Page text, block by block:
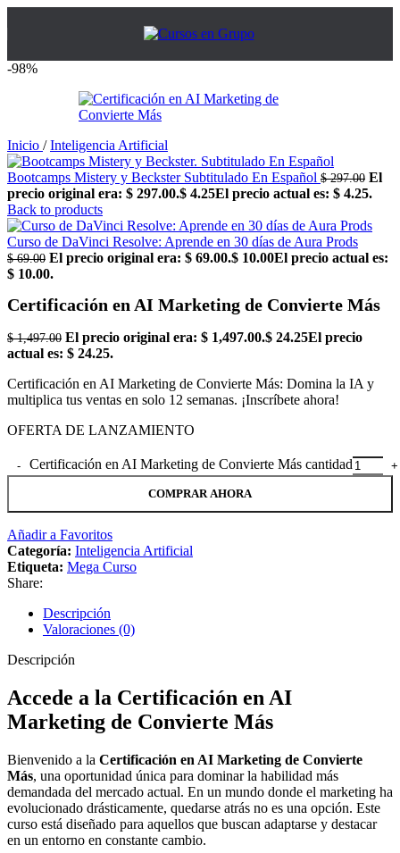
-98%
Inicio / Inteligencia Artificial
Bootcamps Mistery y Beckster Subtitulado En Español $297.00 El
precio original era: $ 297.00.$ 4.25El precio actual es: $ 4.25.
Back to products
Curso de DaVinci Resolve: Aprende en 30 días de Aura Prods
$69.00 El precio original era: $ 69.00.$ 10.00El precio actual es:
$ 10.00.
Certificación en AI Marketing de Convierte Más
$1,497.00 El precio original era: $ 1,497.00.$ 24.25El precio
actual es: $ 24.25.
Certificación en AI Marketing de Convierte Más: Domina la IA y
multiplica tus ventas en solo 12 semanas. ¡Inscríbete ahora!
OFERTA DE LANZAMIENTO
Certificación en AI Marketing de Convierte Más cantidad
COMPRAR AHORA
Añadir a Favoritos
Categoría: Inteligencia Artificial
Etiqueta: Mega Curso
Share:
Descripción
Valoraciones (0)
Descripción
Accede a la Certificación en AI
Marketing de Convierte Más
Bienvenido a la Certificación en AI Marketing de Convierte
Más, una oportunidad única para dominar la habilidad más
demandada del mercado actual. En un mundo donde el marketing ha
evolucionado drásticamente, quedarse atrás no es una opción. Este
curso está diseñado para aquellos que buscan adaptarse y destacar
en un entorno en constante cambio.